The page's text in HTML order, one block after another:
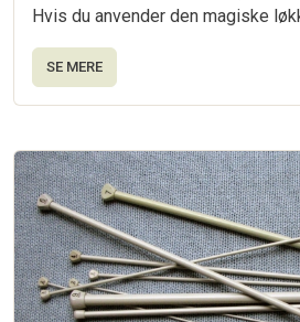
Hvis du anvender den magiske
SE MERE